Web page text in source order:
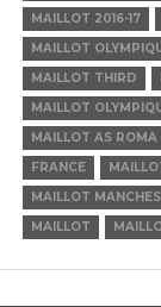
MAILLOT 2016-17
MAILLOT
MAILLOT THIRD
MAILLOT
MAILLOT AS ROMA
FRANCE
MAILLOT
MAILLOT